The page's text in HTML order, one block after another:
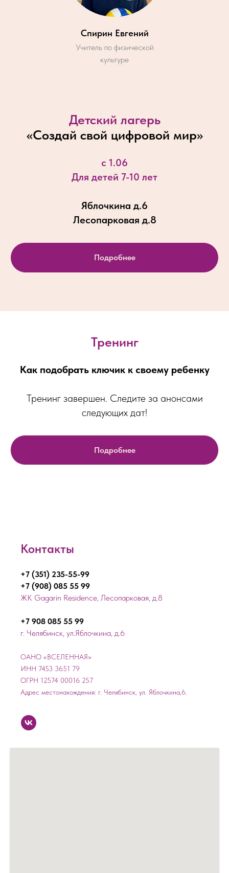
Спирин Евгений
Учитель по физической
культуре
Детский лагерь
«Создай свой цифровой мир»
с 1.06
Для детей 7-10 лет
Яблочкина д.6
Лесопарковая д.8
Подробнее
Тренинг
Как подобрать ключик к своему ребенку
Тренинг завершен. Следите за анонсами
следующих дат!
Подробнее
Контакты
+7 (351) 235-55-99
+7 (908) 085 55 99
ЖК Gagarin Residence, Лесопарковая, д.8
+7 908 085 55 99
г. Челябинск, ул.Яблочкина, д.6
ОАНО «ВСЕЛЕННАЯ»
ИНН 7453 3651 79
ОГРН 12574 00016 257
Адрес местонахождения: г. Челябинск, ул. Яблочкина,6.